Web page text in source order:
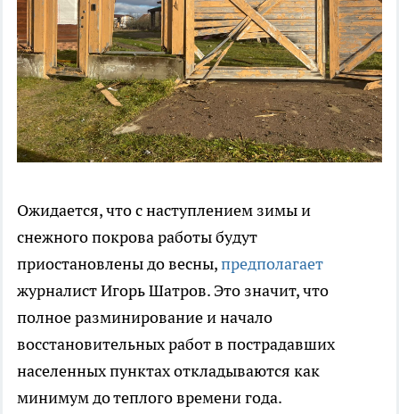
Ожидается, что с наступлением зимы и
снежного покрова работы будут
приостановлены до весны,предполагает
журналист Игорь Шатров. Это значит, что
полное разминирование и начало
восстановительных работ в пострадавших
населенных пунктах откладываются как
минимум до теплого времени года.